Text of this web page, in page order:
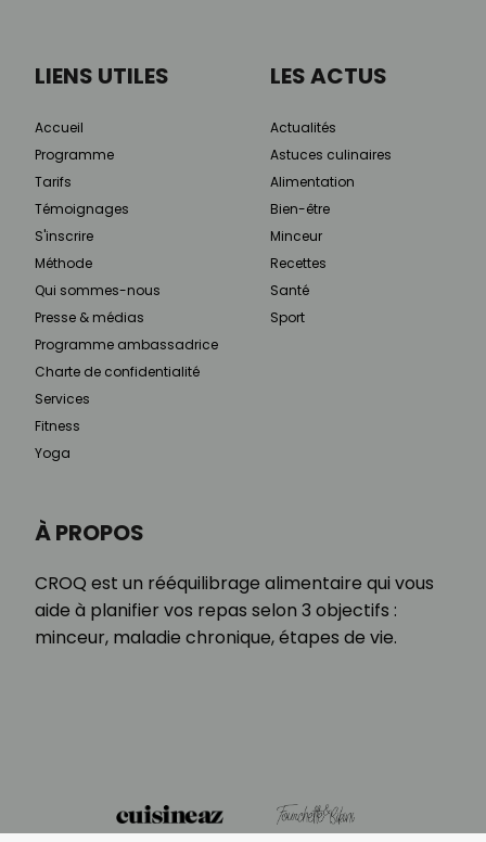
À PROPOS
CROQ est un rééquilibrage alimentaire qui vous
aide à planifier vos repas selon 3 objectifs :
minceur, maladie chronique, étapes de vie.
LIENS UTILES
Accueil
Programme
Tarifs
Témoignages
S'inscrire
Méthode
Qui sommes-nous
Presse & médias
Programme ambassadrice
Charte de confidentialité
Services
Fitness
Yoga
LES ACTUS
Actualités
Astuces culinaires
Alimentation
Bien-être
Minceur
Recettes
Santé
Sport